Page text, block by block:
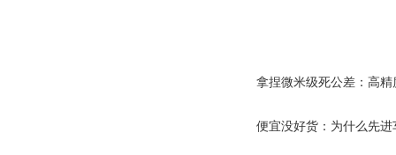
拿捏微米级死公差：高
便宜没好货：为什么先